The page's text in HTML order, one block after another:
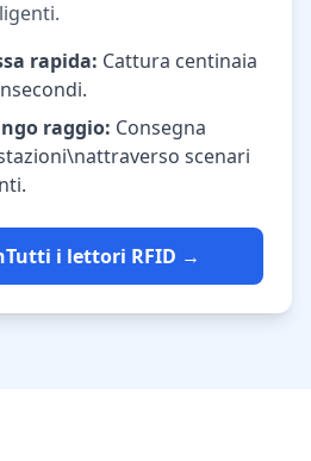
rapida: Cattura centinaia
raggio: Consegna
scenari
i lettori RFID →